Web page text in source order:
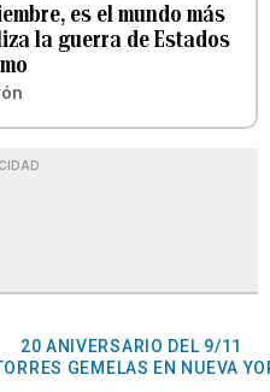
es el mundo más
la guerra de Estados
20 ANIVERSARIO DEL 9/11
GEMELAS EN NUEVA